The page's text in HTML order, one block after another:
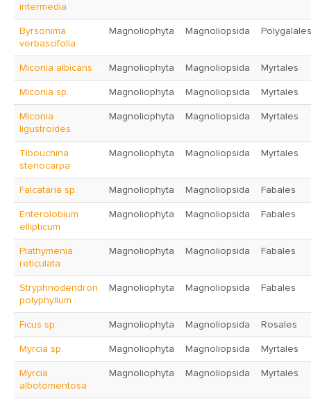
intermedia
Byrsonima
verbascifolia
Magnoliophyta Magnoliopsida Polygalales
Miconia albicans Magnoliophyta Magnoliopsida Myrtales
Miconia sp. Magnoliophyta Magnoliopsida Myrtales
Miconia
ligustroides
Magnoliophyta Magnoliopsida Myrtales
Tibouchina
stenocarpa
Magnoliophyta Magnoliopsida Myrtales
Falcataria sp. Magnoliophyta Magnoliopsida Fabales
Enterolobium
ellipticum
Magnoliophyta Magnoliopsida Fabales
Plathymenia
reticulata
Magnoliophyta Magnoliopsida Fabales
Stryphnodendron
polyphyllum
Magnoliophyta Magnoliopsida Fabales
Ficus sp. Magnoliophyta Magnoliopsida Rosales
Myrcia sp. Magnoliophyta Magnoliopsida Myrtales
Myrcia
albotomentosa
Magnoliophyta Magnoliopsida Myrtales